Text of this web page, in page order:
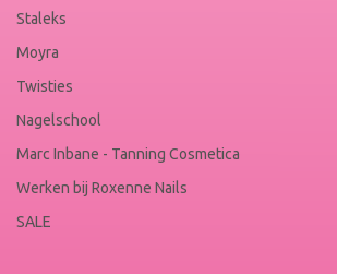
Staleks
Moyra
Twisties
Nagelschool
Marc Inbane - Tanning Cosmetica
Werken bij Roxenne Nails
SALE